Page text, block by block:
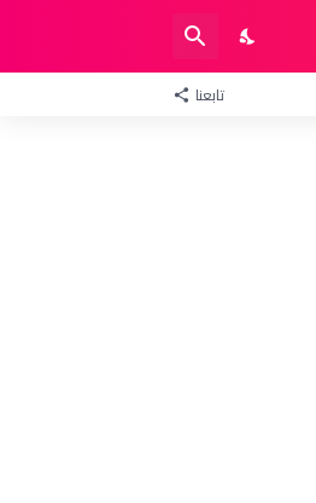
تابعنا